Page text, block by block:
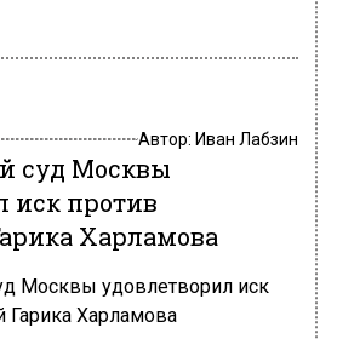
Автор: Иван Лабзин
суд Москвы
иск против
Харламова